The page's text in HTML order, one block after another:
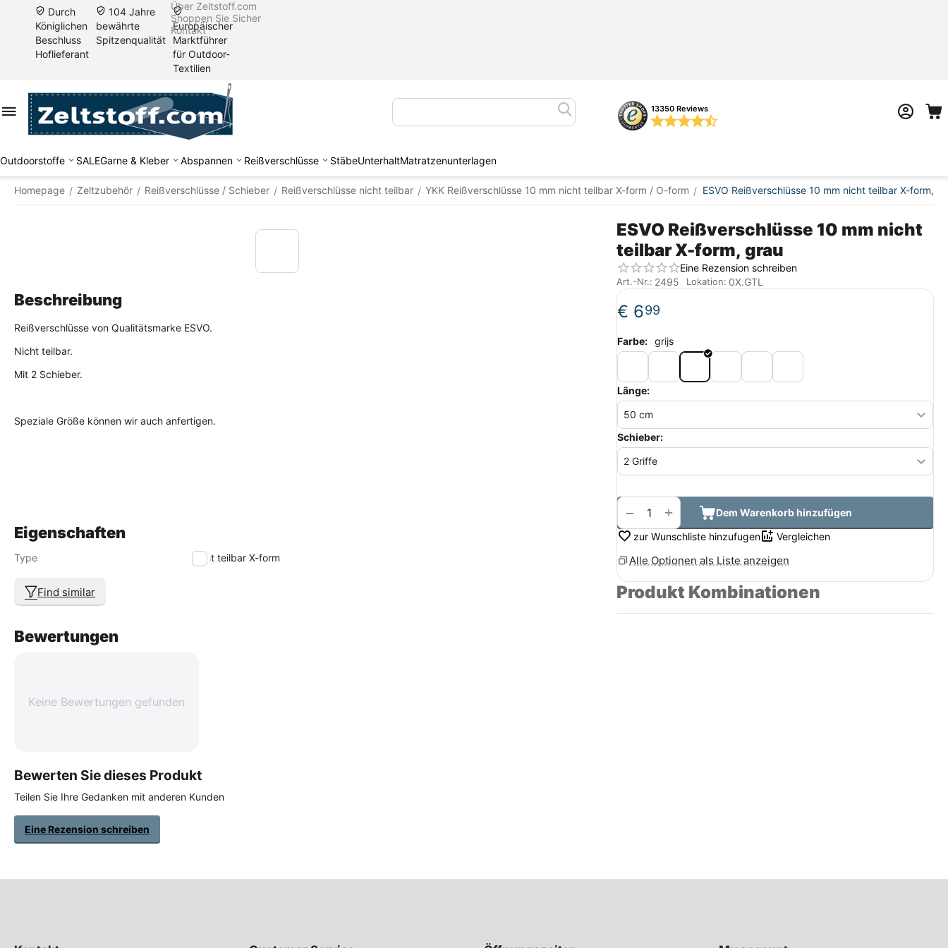
Durch
Königlichen
Beschluss
Hoflieferant
104 Jahre
bewährte
Spitzenqualität
Europäischer
Marktführer
für Outdoor-
Textilien
Über Zeltstoff.com
Shoppen Sie Sicher
Kontakt
13350 Reviews
Outdoorstoffe SALEGarne & Kleber Abspannen Reißverschlüsse StäbeUnterhaltMatratzenunterlagen
Homepage / Zeltzubehör / Reißverschlüsse / Schieber / Reißverschlüsse nicht teilbar / YKK Reißverschlüsse 10 mm nicht teilbar X-form / O-form / ESVO Reißverschlüsse 10 mm nicht teilbar X-form,
ESVO Reißverschlüsse 10 mm nicht
teilbar X-form, grau
Eine Rezension schreiben
Art.-Nr.: 2495 Lokation: 0X.GTL
€ 699
Farbe: grijs
Länge:
Schieber:
+
−
Dem Warenkorb hinzufügen
zur Wunschliste hinzufugen
Vergleichen
Alle Optionen als Liste anzeigen
Produkt Kombinationen
Beschreibung
Reißverschlüsse von Qualitätsmarke ESVO.
Nicht teilbar.
Mit 2 Schieber.
Speziale Größe können wir auch anfertigen.
Eigenschaften
Type nicht teilbar X-form
Find similar
Bewertungen
Keine Bewertungen gefunden
Bewerten Sie dieses Produkt
Teilen Sie Ihre Gedanken mit anderen Kunden
Eine Rezension schreiben